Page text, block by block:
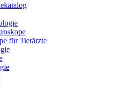
für Tierärzte